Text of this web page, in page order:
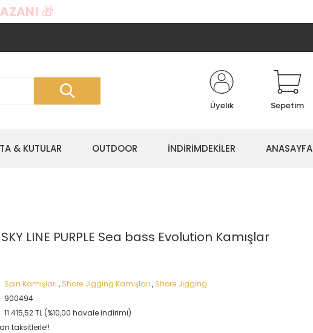
🎁
Üyelik Sepetim
& KUTULAR OUTDOOR İNDİRİMDEKİLER ANASAYFA
LINE PURPLE Sea bass Evolution Kamışlar
Spin Kamışları , Shore Jigging Kamışları , Shore Jigging
900494
11.415,52 TL (%10,00 havale indirimi)
taksitlerle!!